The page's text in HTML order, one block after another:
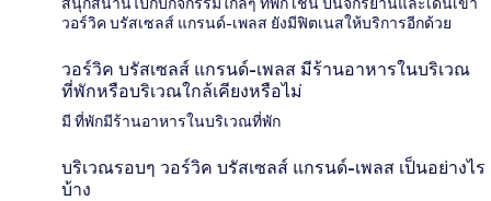
วอร์วิค บรัสเซลส์ แกรนด์-เพลส ยังมีฟิตเนสให้บริการอีกด้วย
วอร์วิค บรัสเซลส์ แกรนด์-เพลส มีร้านอาหารในบริเวณ
ที่พักหรือบริเวณใกล้เคียงหรือไม่
มี ที่พักมีร้านอาหารในบริเวณที่พัก
บริเวณรอบๆ วอร์วิค บรัสเซลส์ แกรนด์-เพลส เป็นอย่างไร
บ้าง